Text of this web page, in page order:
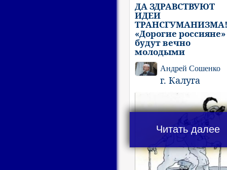
ДА ЗДРАВСТВУЮТ
ИДЕИ
«Дорогие россияне»
будут вечно
молодыми
Андрей Сошенко
г. Калуга
Читать далее